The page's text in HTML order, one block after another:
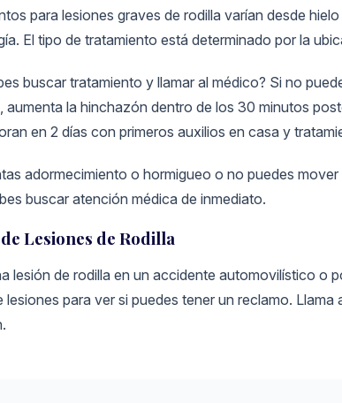
para lesiones graves de rodilla varían desde
El tipo de tratamiento está determinado por la
buscar tratamiento y llamar al médico? Si no
aumenta la hinchazón dentro de los 30 minutos
en 2 días con primeros auxilios en casa y
adormecimiento o hormigueo o no puedes
buscar atención médica de inmediato.
Lesiones de Rodilla
lesión de rodilla en un accidente automovilístico o
lesiones para ver si puedes tener un reclamo.